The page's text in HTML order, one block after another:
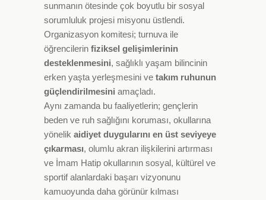
sunmanın ötesinde çok boyutlu bir sosyal
sorumluluk projesi misyonu üstlendi.
Organizasyon komitesi; turnuva ile
öğrencilerin fiziksel gelişimlerinin
desteklenmesini, sağlıklı yaşam bilincinin
erken yaşta yerleşmesini ve takım ruhunun
güçlendirilmesini amaçladı.
Aynı zamanda bu faaliyetlerin; gençlerin
beden ve ruh sağlığını koruması, okullarına
yönelik aidiyet duygularını en üst seviyeye
çıkarması, olumlu akran ilişkilerini artırması
ve İmam Hatip okullarının sosyal, kültürel ve
sportif alanlardaki başarı vizyonunu
kamuoyunda daha görünür kılması